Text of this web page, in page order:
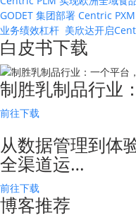
GODET 集团部署 Centric
业务绩效杠杆 美欣达开启
白皮书下载
制胜乳制品行业
前往下载
从数据管理到体
全渠道运…
前往下载
博客推荐